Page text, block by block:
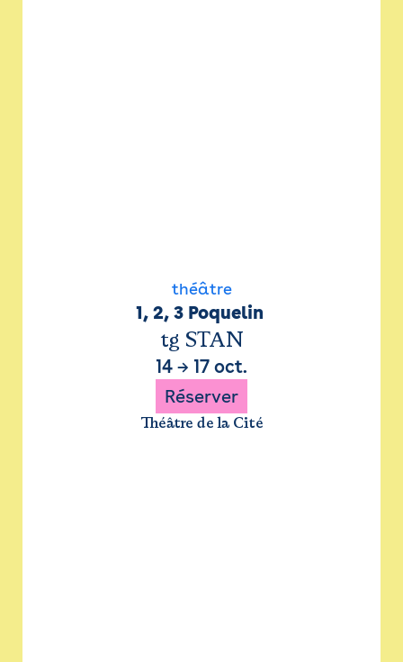
théâtre
1, 2, 3 Poquelin
tg STAN
14 → 17 oct.
Réserver
Théâtre de la Cité